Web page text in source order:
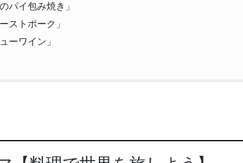
パイ包み焼き」
ストポーク」
ーワイン」